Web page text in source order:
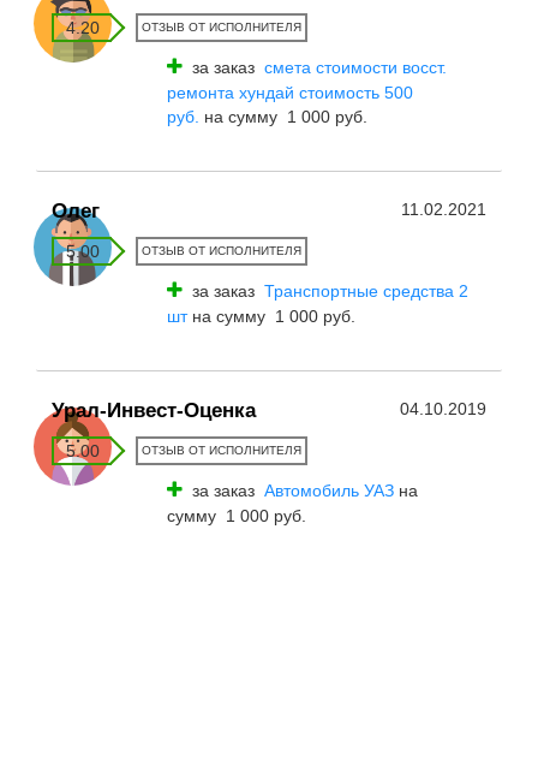
4.20 ОТЗЫВ ОТ ИСПОЛНИТЕЛЯ
за заказ смета стоимости восст.
ремонта хундай стоимость 500
руб. на сумму 1 000 руб.
Олег 11.02.2021
5.00 ОТЗЫВ ОТ ИСПОЛНИТЕЛЯ
за заказ Транспортные средства 2
штна сумму 1 000 руб.
Урал-Инвест-Оценка 04.10.2019
5.00 ОТЗЫВ ОТ ИСПОЛНИТЕЛЯ
за заказ Автомобиль УАЗ на
сумму 1 000 руб.